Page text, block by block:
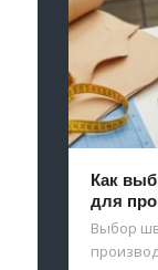
Как
для
Выбор